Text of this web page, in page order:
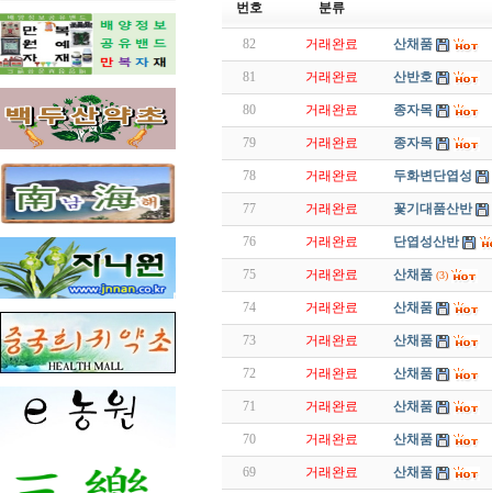
번호 분류
82 거래완료 산채품
81 거래완료 산반호
80 거래완료 종자목
79 거래완료 종자목
78 거래완료 두화변단엽성
77 거래완료 꽃기대품산반
76 거래완료 단엽성산반
75 거래완료 산채품 (3)
74 거래완료 산채품
73 거래완료 산채품
72 거래완료 산채품
71 거래완료 산채품
70 거래완료 산채품
69 거래완료 산채품